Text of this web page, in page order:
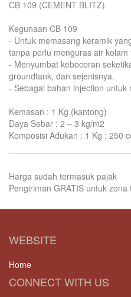
CB 109 (CEMENT BLITZ)
Kegunaan CB 109
- Untuk memasang keramik
tanpa perlu menguras air kolam
- Menyumbat kebocoran
groundtank, dan sejenisnya.
- Sebagai bahan injection untuk
Kemasan : 1 Kg (kantong)
Daya Sebar : 2 – 3 kg/m2
Komposisi Adukan : 1 Kg : 250
Harga sudah termasuk pajak
Pengiriman GRATIS untuk zona
WEBSITE
Home
CONNECT WITH US